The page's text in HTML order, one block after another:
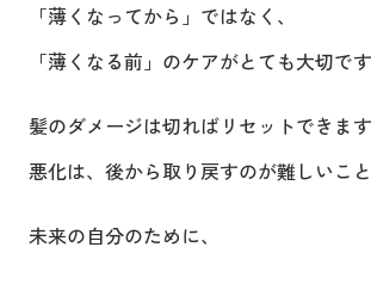
「薄くなってから」ではなく、
「薄くなる前」のケアがとても大切です
髪のダメージは切ればリセットできま
悪化は、後から取り戻すのが難しいこと
未来の自分のために、